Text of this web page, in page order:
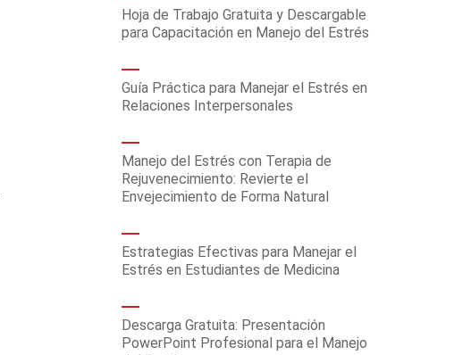
Hoja de Trabajo Gratuita y Descargable
para Capacitación en Manejo del Estrés
Guía Práctica para Manejar el Estrés en
Relaciones Interpersonales
Manejo del Estrés con Terapia de
Rejuvenecimiento: Revierte el
Envejecimiento de Forma Natural
Estrategias Efectivas para Manejar el
Estrés en Estudiantes de Medicina
Descarga Gratuita: Presentación
PowerPoint Profesional para el Manejo